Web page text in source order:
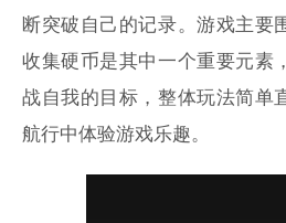
断突破自己的记录。游戏主要
收集硬币是其中一个重要元素
战自我的目标，整体玩法简单
航行中体验游戏乐趣。